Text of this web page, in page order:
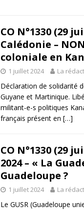
CO N°1330 (29
Calédonie –
coloniale en
1 juillet 2024 La
Déclaration de solidarité
Guyane et Martinique.
militant-e-s politiques
français présent en […]
CO N°1330 (29
2024 – « La
Guadeloupe ?
1 juillet 2024 La
Le GUSR (Guadeloupe